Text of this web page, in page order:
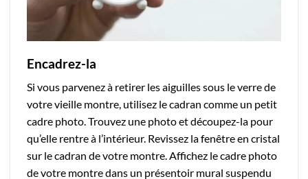
Encadrez-la
Si vous parvenez à retirer les aiguilles sous le verre de
votre vieille montre, utilisez le cadran comme un petit
cadre photo. Trouvez une photo et découpez-la pour
qu’elle rentre à l’intérieur. Revissez la fenêtre en cristal
sur le cadran de votre montre. Affichez le cadre photo
de votre montre dans un présentoir mural suspendu